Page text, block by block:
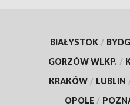
BIAŁYSTOK /
GORZÓW WLKP. /
KRAKÓW / LUBLIN
OPOLE /